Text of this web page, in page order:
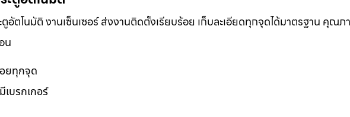
อัตโนมัติ งานเซ็นเซอร์ ส่งงานติดตั้งเรียบร้อย เก็บละเอียดทุกจุดได้มาตรฐาน คุณภ
น
ยทุกจุด
บรกเกอร์